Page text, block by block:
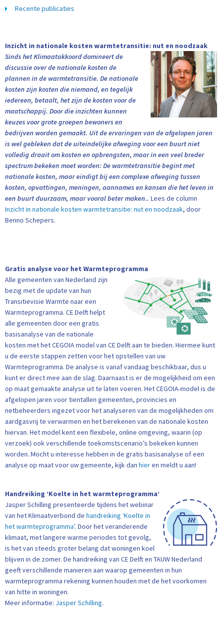
Recente publicaties
Inzicht in nationale kosten warmtetransitie: nut en noodzaak
Sinds het Klimaatakkoord domineert de
discussie over de nationale kosten de
plannen in de warmtetransitie. De nationale
kosten zijn kosten die niemand, en tegelijk
iedereen, betaalt, het zijn de kosten voor de
maatschappij. Door die inzichten kunnen
keuzes voor grote groepen bewoners en
bedrijven worden gemaakt. Uit de ervaringen van de afgelopen jaren
is wel gebleken dat de uiteindelijke afweging voor een buurt niet
volledig draait om kosten en opbrengsten, maar in een veel breder
spectrum bekeken moet worden: De warmtetransitie begint met
nationale kosten, maar eindigt bij een complexe afweging tussen
kosten, opvattingen, meningen, aannames en kansen die het leven in
een buurt duurzaam, maar vooral beter maken.. Lees de column
Inzicht in nationale kosten warmtetransitie: nut en noodzaak, door
Benno Schepers.
Gratis analyse voor het Warmteprogramma
Alle gemeenten van Nederland zijn
bezig met de update van hun
Transitievisie Warmte naar een
Warmteprogramma. CE Delft helpt
alle gemeenten door een gratis
basisanalyse van de nationale
kosten met het CEGOIA model van CE Delft aan te bieden. Hiermee kunt
u de eerste stappen zetten voor het opstellen van uw
Warmteprogramma. De analyse is vanaf vandaag beschikbaar, dus u
kunt er direct mee aan de slag. Daarnaast is er de mogelijkheid om een
op maat gemaakte analyse uit te laten voeren. Het CEGOIA-model is de
afgelopen jaren voor tientallen gemeenten, provincies en
netbeheerders ingezet voor het analyseren van de mogelijkheden om
aardgasvrij te verwarmen en het berekenen van de nationale kosten
hiervan. Het model kent een flexibele, online omgeving, waarin (op
verzoek) ook verschillende toekomstscenario’s bekeken kunnen
worden. Mocht u interesse hebben in de gratis basisanalyse of een
analyse op maat voor uw gemeente, kijk dan hieren meldt u aan!
Handreiking ‘Koelte in het warmteprogramma’
Jasper Schilling presenteerde tijdens het webinar
van het Klimaatverbond de handreiking ‘Koelte in
het warmteprogramma’. Door het veranderende
klimaat, met langere warme periodes tot gevolg,
is het van steeds groter belang dat woningen koel
blijven in de zomer. De handreiking van CE Delft en TAUW Nederland
geeft verschillende manieren aan waarop gemeenten in hun
warmteprogramma rekening kunnen houden met de het voorkomen
van hitte in woningen.
Meer informatie: Jasper Schilling.